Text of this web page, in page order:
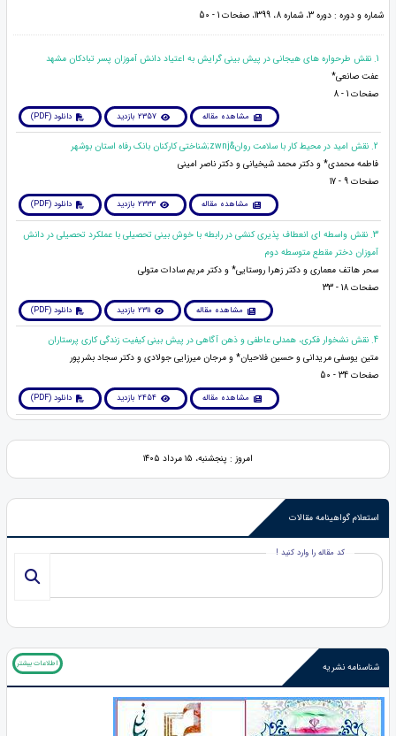
شماره و دوره : دوره 3، شماره 8، 1399، صفحات 1 - 50
1. نقش طرحواره های هیجانی در پیش بینی گرایش به اعتیاد دانش آموزان پسر تبادکان مشهد
عفت صانعی*
صفحات 1 - 8
مشاهده مقاله 2357 بازدید دانلود (PDF)
2. نقش امید در محیط کار با سلامت روان&zwnj;شناختی کارکنان بانک رفاه استان بوشهر
فاطمه محمدی* و دکتر محمد شیخیانی و دکتر ناصر امینی
صفحات 9 - 17
مشاهده مقاله 2333 بازدید دانلود (PDF)
3. نقش واسطه ای انعطاف پذیری کنشی در رابطه با خوش بینی تحصیلی با عملکرد تحصیلی در دانش
آموزان دختر مقطع متوسطه دوم
سحر هاتف معماری و دکتر زهرا روستایی* و دکتر مریم سادات متولی
صفحات 18 - 33
مشاهده مقاله 2311 بازدید دانلود (PDF)
4. نقش نشخوار فکری، همدلی عاطفی و ذهن آگاهی در پیش بینی کیفیت زندگی کاری پرستاران
متین یوسفی مریدانی و حسین فلاحیان* و مرجان میرزایی جولادی و دکتر سجاد بشرپور
صفحات 34 - 50
مشاهده مقاله 2454 بازدید دانلود (PDF)
امروز : پنجشنبه، ۱۵ مرداد ۱۴۰۵
استعلام گواهینامه مقالات
کد مقاله را وارد کنید !
شناسنامه نشریه اطلاعات بیشتر